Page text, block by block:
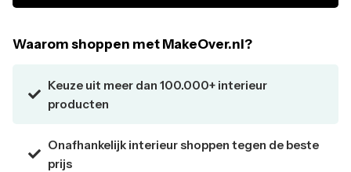
Waarom shoppen met MakeOver.nl?
Keuze uit meer dan 100.000+ interieur
producten
Onafhankelijk interieur shoppen tegen de beste
prijs